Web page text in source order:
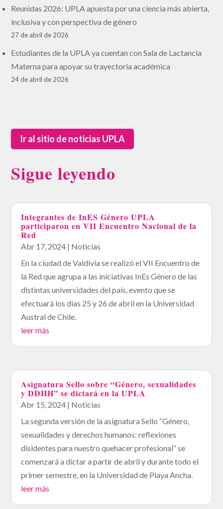
Reunidas 2026: UPLA apuesta por una ciencia más abierta,
inclusiva y con perspectiva de género
27 de abril de 2026
Estudiantes de la UPLA ya cuentan con Sala de Lactancia
Materna para apoyar su trayectoria académica
24 de abril de 2026
Ir al sitio de noticias UPLA
Sigue leyendo
Integrantes de InES Género UPLA
participaron en VII Encuentro Nacional de la
Red
Abr 17, 2024 | Noticias
En la ciudad de Valdivia se realizó el VII Encuentro de
la Red que agrupa a las iniciativas InEs Género de las
distintas universidades del país, evento que se
efectuará los días 25 y 26 de abril en la Universidad
Austral de Chile.
leer más
Asignatura Sello sobre “Género, sexualidades
y DDHH” se dictará en la UPLA
Abr 15, 2024 | Noticias
La segunda versión de la asignatura Sello “Género,
sexualidades y derechos humanos: reflexiones
disidentes para nuestro quehacer profesional” se
comenzará a dictar a partir de abril y durante todo el
primer semestre, en la Universidad de Playa Ancha.
leer más